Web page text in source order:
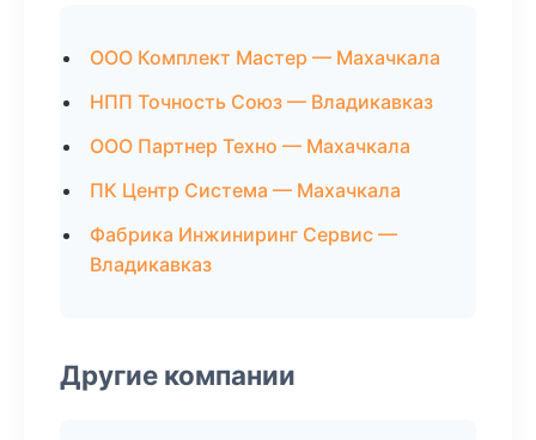
ООО Комплект Мастер — Махачкала
НПП Точность Союз — Владикавказ
ООО Партнер Техно — Махачкала
ПК Центр Система — Махачкала
Фабрика Инжиниринг Сервис —
Владикавказ
Другие компании